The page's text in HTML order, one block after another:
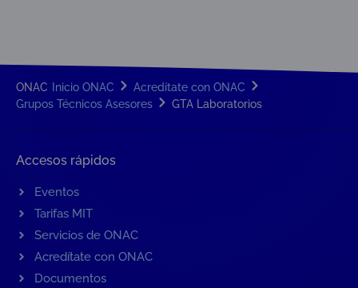
ONAC Inicio ONAC
Acredítate con ONAC
Grupos Técnicos Asesores
GTA Laboratorios
Accesos rápidos
Eventos
Tarifas MIT
Servicios de ONAC
Acredítate con ONAC
Documentos